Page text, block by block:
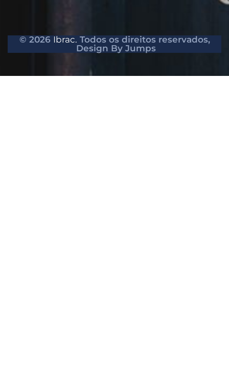
© 2026 Ibrac. Todos os direitos reservados,
Design By Jumps